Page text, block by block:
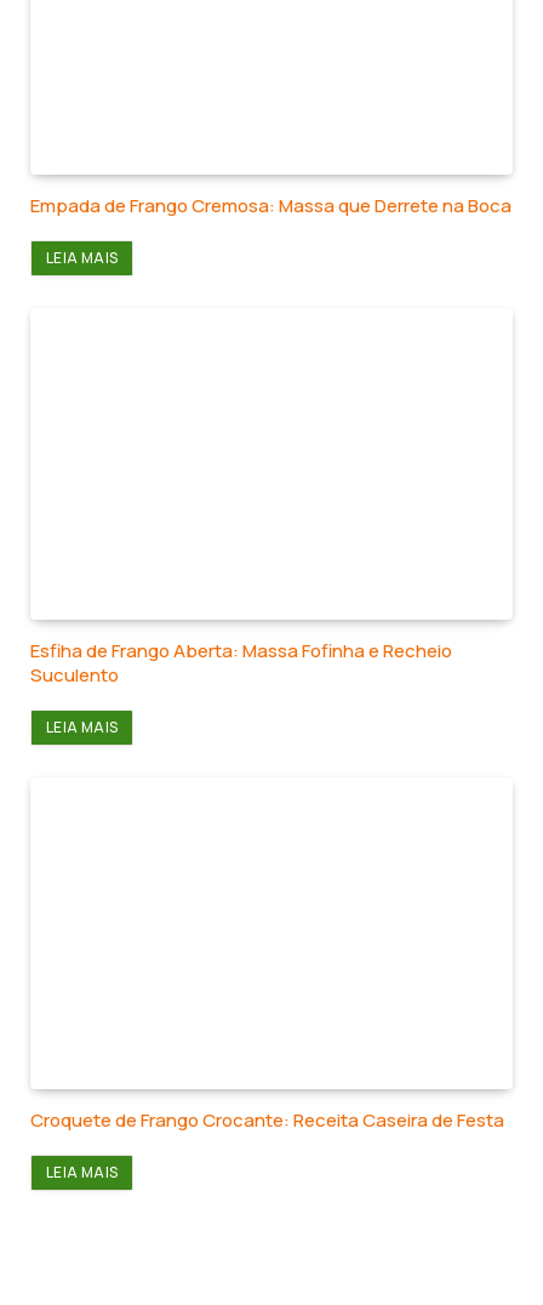
Empada de Frango Cremosa: Massa que Derrete na Boca
LEIA MAIS
Esfiha de Frango Aberta: Massa Fofinha e Recheio
Suculento
LEIA MAIS
Croquete de Frango Crocante: Receita Caseira de Festa
LEIA MAIS